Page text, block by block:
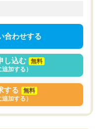
に
合わせする
し込む
無料
追加する）
する
無料
追加する）